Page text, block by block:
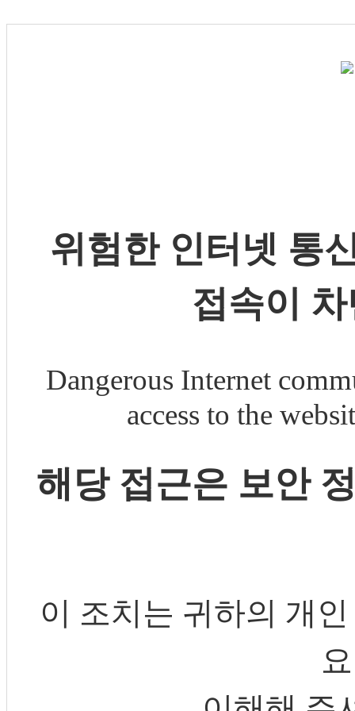
위험한 인터넷 통
접속이
Dangerous Internet
access to the
해당 접근은 보안
이 조치는 귀하의 개